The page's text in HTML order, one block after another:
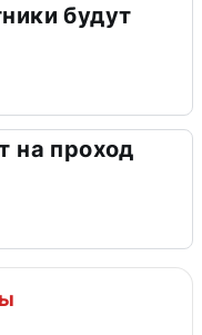
будут
на проход